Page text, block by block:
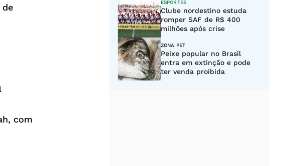
de
com
ESPORTES
Clube nordestino estuda
romper SAF de R$ 400
milhões após crise
ZONA PET
Peixe popular no Brasil
entra em extinção e pode
ter venda proibida